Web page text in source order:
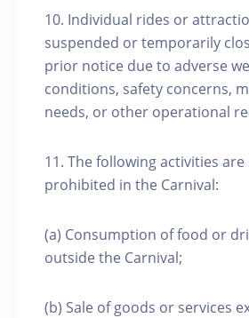
10. Individual rides or
suspended or temporarily
prior notice due to adverse
conditions, safety concerns,
needs, or other operational
11. The following activities
prohibited in the Carnival:
(a) Consumption of food or
outside the Carnival;
(b) Sale of goods or services